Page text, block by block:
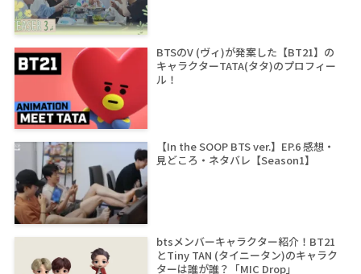
BTSのV (ヴィ)が発案した【BT21】の
キャラクターTATA(タタ)のプロフィー
ル！
【In the SOOP BTS ver.】EP.6 感想・
見どころ・ネタバレ【Season1】
btsメンバーキャラクター紹介！BT21
とTiny TAN (タイニータン)のキャラク
ターは誰が誰？「MIC Drop」